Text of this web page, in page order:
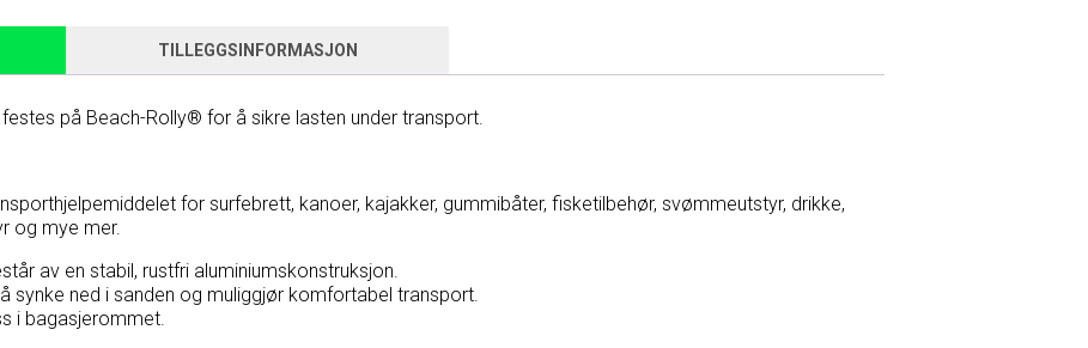
TILLEGGSINFORMASJON
på Beach-Rolly® for å sikre lasten under transport.
for surfebrett, kanoer, kajakker, gummibåter, fisketilbehør, svømmeutstyr, drikke,
og mye mer.
av en stabil, rustfri aluminiumskonstruksjon.
synke ned i sanden og muliggjør komfortabel transport.
i bagasjerommet.